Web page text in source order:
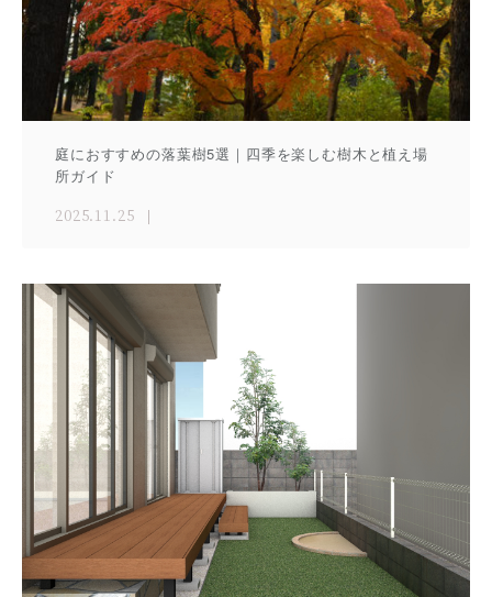
庭におすすめの落葉樹5選｜四季を楽しむ樹木と植え場
所ガイド
2025.11.25